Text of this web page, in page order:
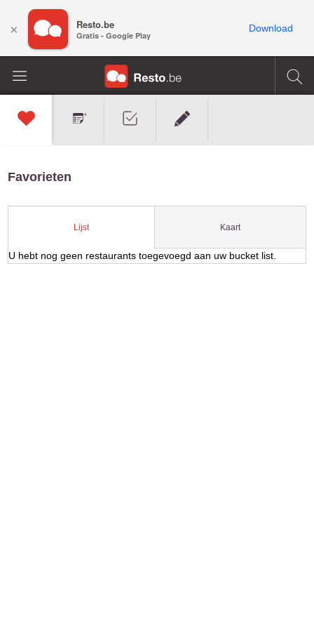
Favorieten
Lijst Kaart
U hebt nog geen restaurants toegevoegd aan uw bucket list.
× Resto.be
Gratis - Google Play
Download